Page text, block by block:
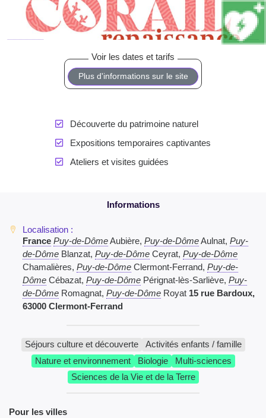
Plus d'informations sur le site
Découverte du patrimoine naturel
Expositions temporaires captivantes
Ateliers et visites guidées
France Puy-de-DômeAubière, Puy-de-DômeAulnat, Puy-
de-Dôme Blanzat, Puy-de-Dôme Ceyrat, Puy-de-Dôme
Chamalières, Puy-de-Dôme Clermont-Ferrand, Puy-de-
Dôme Cébazat, Puy-de-Dôme Pérignat-lès-Sarliève, Puy-
de-Dôme Romagnat, Puy-de-Dôme Royat 15 rue Bardoux,
63000 Clermont-Ferrand
Séjours culture et découverte
Activités enfants / famille
Nature et environnement
Biologie
Multi-sciences
Sciences de la Vie et de la Terre
Pour les villes